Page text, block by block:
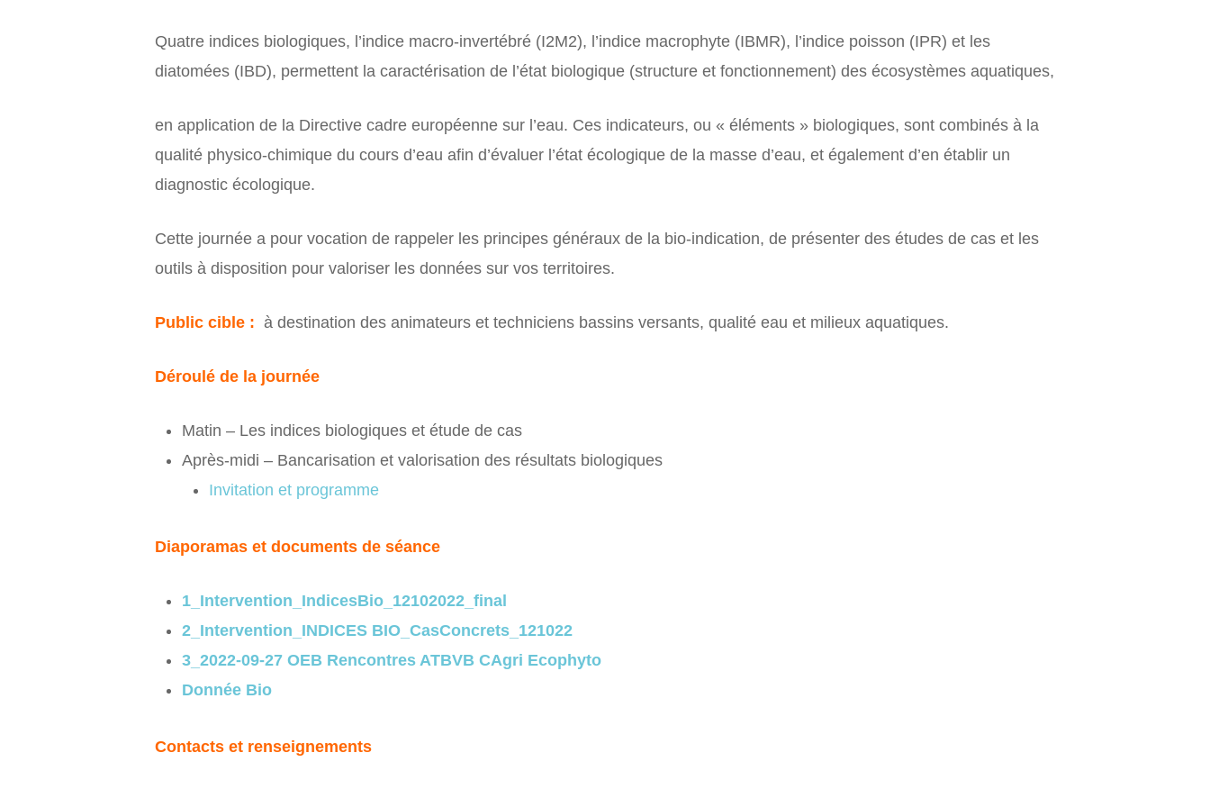
Quatre indices biologiques, l’indice macro-invertébré (I2M2), l’indice macrophyte (IBMR), l’indice poisson (IPR) et les
diatomées (IBD), permettent la caractérisation de l’état biologique (structure et fonctionnement) des écosystèmes aquatiques,
en application de la Directive cadre européenne sur l’eau. Ces indicateurs, ou « éléments » biologiques, sont combinés à la
qualité physico-chimique du cours d’eau afin d’évaluer l’état écologique de la masse d’eau, et également d’en établir un
diagnostic écologique.
Cette journée a pour vocation de rappeler les principes généraux de la bio-indication, de présenter des études de cas et les
outils à disposition pour valoriser les données sur vos territoires.
Public cible : à destination des animateurs et techniciens bassins versants, qualité eau et milieux aquatiques.
Déroulé de la journée
Matin – Les indices biologiques et étude de cas
Après-midi – Bancarisation et valorisation des résultats biologiques
Invitation et programme
Diaporamas et documents de séance
1_Intervention_IndicesBio_12102022_final
2_Intervention_INDICES BIO_CasConcrets_121022
3_2022-09-27 OEB Rencontres ATBVB CAgri Ecophyto
Donnée Bio
Contacts et renseignements